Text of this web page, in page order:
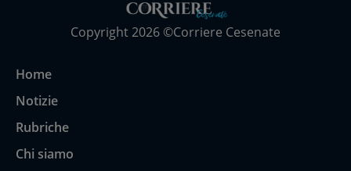
Copyright 2026 ©Corriere Cesenate
Home
Notizie
Rubriche
Chi siamo